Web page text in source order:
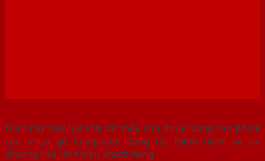
Hiện nay việc lựa chọn các mẫu cửa thuộc dòng sản phẩm
cửa nhựa gỗ Composite đang rất thịnh hành và ưa
chuộng cửa rất nhiều khách hàng